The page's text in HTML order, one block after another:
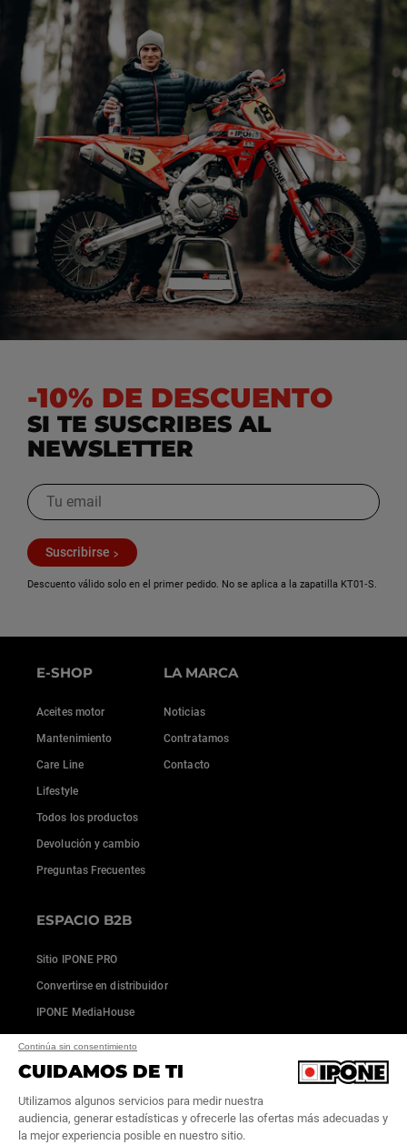
Continúa sin consentimiento
CUIDAMOS DE TI
Utilizamos algunos servicios para medir nuestra
audiencia, generar estadísticas y ofrecerle las ofertas más adecuadas y
la mejor experiencia posible en nuestro sitio.
-10% DE DESCUENTO
SI TE SUSCRIBES AL
NEWSLETTER
Suscribirse
Descuento válido solo en el primer pedido. No se aplica a la zapatilla KT01‑S.
E-SHOP
Aceites motor
Mantenimiento
Care Line
Lifestyle
Todos los productos
Devolución y cambio
Preguntas Frecuentes
LA MARCA
Noticias
Contratamos
Contacto
ESPACIO B2B
Sitio IPONE PRO
Convertirse en distribuidor
IPONE MediaHouse